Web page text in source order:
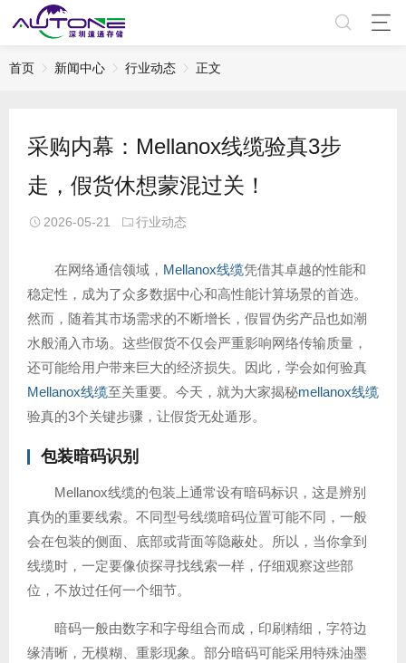
首页 新闻中心 行业动态 正文
采购内幕：Mellanox线缆验真3步
走，假货休想蒙混过关！
2026-05-21 行业动态
在网络通信领域， Mellanox线缆凭借其卓越的性能和
稳定性，成为了众多数据中心和高性能计算场景的首选。
然而，随着其市场需求的不断增长，假冒伪劣产品也如潮
水般涌入市场。这些假货不仅会严重影响网络传输质量，
还可能给用户带来巨大的经济损失。因此，学会如何验真
Mellanox线缆至关重要。今天，就为大家揭秘mellanox线缆
验真的3个关键步骤，让假货无处遁形。
包装暗码识别
Mellanox线缆的包装上通常设有暗码标识，这是辨别
真伪的重要线索。不同型号线缆暗码位置可能不同，一般
会在包装的侧面、底部或背面等隐蔽处。所以，当你拿到
线缆时，一定要像侦探寻找线索一样，仔细观察这些部
位，不放过任何一个细节。
暗码一般由数字和字母组合而成，印刷精细，字符边
缘清晰，无模糊、重影现象。部分暗码可能采用特殊油墨